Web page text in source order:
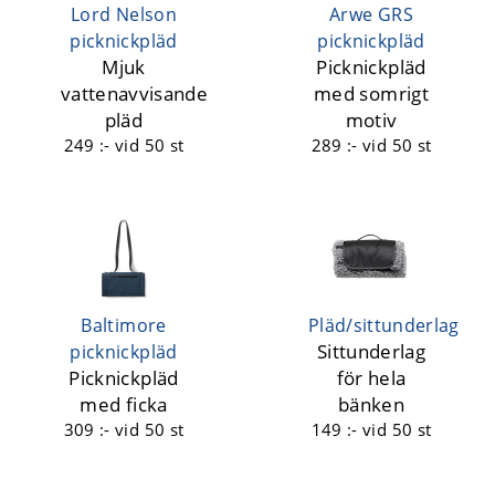
Lord Nelson
picknickpläd
Mjuk
vattenavvisande
pläd
249 :-vid 50 st
Arwe GRS
picknickpläd
Picknickpläd
med somrigt
motiv
289 :-vid 50 st
Baltimore
picknickpläd
Picknickpläd
med ficka
309 :-vid 50 st
Pläd/sittunderlag
Sittunderlag
för hela
bänken
149 :-vid 50 st